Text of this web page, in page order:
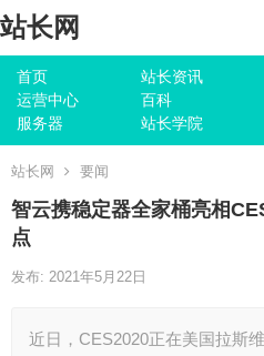
站长网
首页 站长资讯
运营中心
百科
服务器
站长学院
站长网 要闻
智云携稳定器全家桶亮相
点
发布: 2021年5月22日
近日，CES2020正在美国拉斯